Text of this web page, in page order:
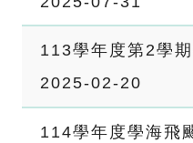
113學年度第2學
2025-02-20
114學年度學海飛